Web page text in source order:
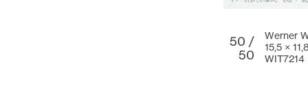
50 /
50
Werner
15,5 ×
WIT7214